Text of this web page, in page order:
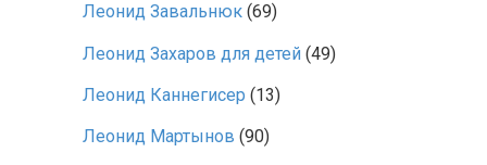
Леонид Завальнюк (69)
Леонид Захаров для детей (49)
Леонид Каннегисер (13)
Леонид Мартынов (90)